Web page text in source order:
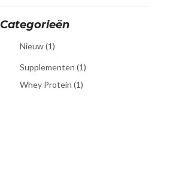
Categorieën
Nieuw(1)
Supplementen (1)
Whey Protein (1)